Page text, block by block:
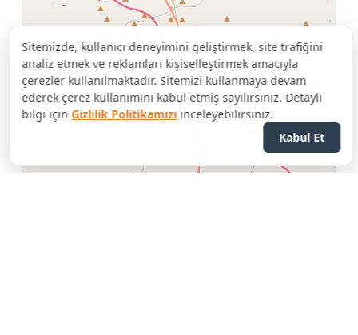
Sitemizde, kullanıcı deneyimini geliştirmek, site trafiğini
analiz etmek ve reklamları kişiselleştirmek amacıyla
çerezler kullanılmaktadır. Sitemizi kullanmaya devam
ederek çerez kullanımını kabul etmiş sayılırsınız. Detaylı
bilgi için Gizlilik Politikamızı inceleyebilirsiniz.
Kabul Et